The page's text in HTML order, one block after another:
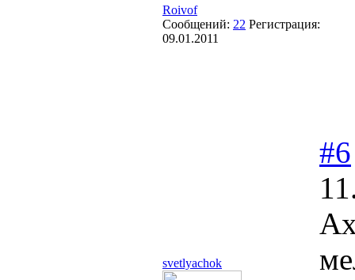
Roivof
Сообщений: 22 Регистрация:
09.01.2011
svetlyachok
#6